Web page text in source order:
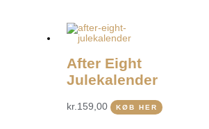
After Eight
Julekalender
kr.159,00 KØB HER